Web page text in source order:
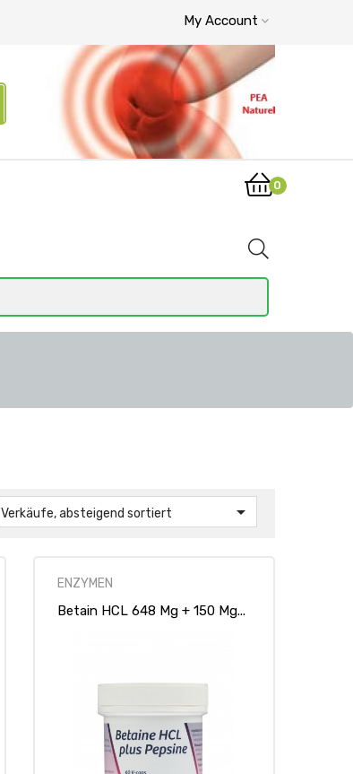
My Account
0
Verkäufe, absteigend sortiert 
ENZYMEN
Betain HCL 648 Mg + 150 Mg...